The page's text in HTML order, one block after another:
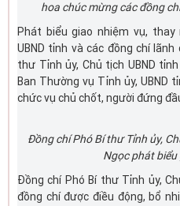
hoa chúc mừng các đồng
Phát biểu giao nhiệm vụ,
UBND tỉnh và các đồng chí lãnh
thư Tỉnh ủy, Chủ tịch UBND
Ban Thường vụ Tỉnh ủy,
chức vụ chủ chốt, người đứng
Đồng chí Phó Bí thư Tỉnh ủy,
Ngọc phát biểu
Đồng chí Phó Bí thư Tỉnh ủy,
đồng chí được điều động, bổ